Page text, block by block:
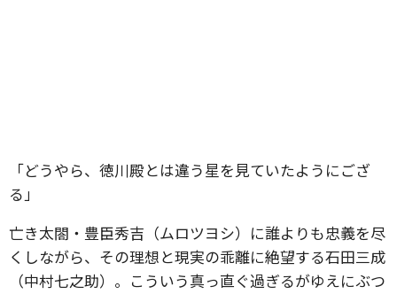
「どうやら、徳川殿とは違う星を見ていたようにござ
る」
亡き太閤・豊臣秀吉（ムロツヨシ）に誰よりも忠義を尽
くしながら、その理想と現実の乖離に絶望する石田三成
（中村七之助）。こういう真っ直ぐ過ぎるがゆえにぶつ